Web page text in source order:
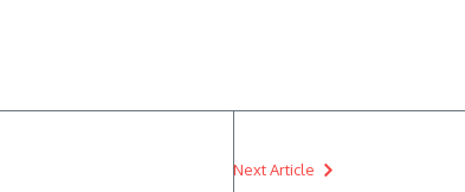
Next Article